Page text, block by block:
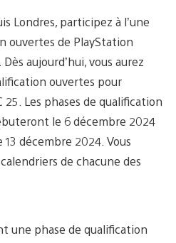
Londres, participez à l’une
ouvertes de PlayStation
aujourd’hui, vous aurez
ouvertes pour
25. Les phases de qualification
le 6 décembre 2024
décembre 2024. Vous
de chacune des
une phase de qualification